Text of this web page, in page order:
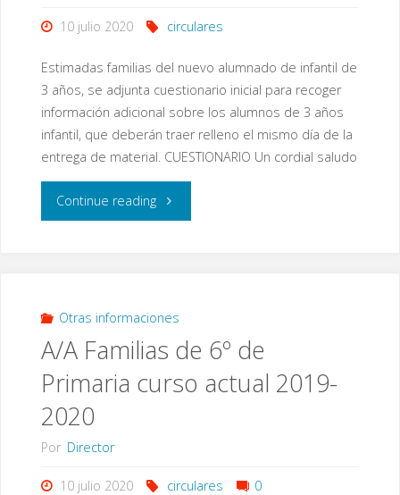
10 julio 2020 circulares
Estimadas familias del nuevo alumnado de infantil de
3 años, se adjunta cuestionario inicial para recoger
información adicional sobre los alumnos de 3 años
infantil, que deberán traer relleno el mismo día de la
entrega de material. CUESTIONARIO Un cordial saludo
Continue reading"Cuestionario
las
nuevas
familias
Otras informaciones
A/A Familias de 6º de
Primaria curso actual 2019-
2020
Por Director
10 julio 2020 circulares 0